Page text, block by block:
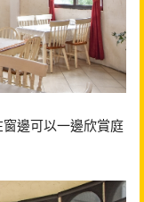
邊可以一邊欣賞庭